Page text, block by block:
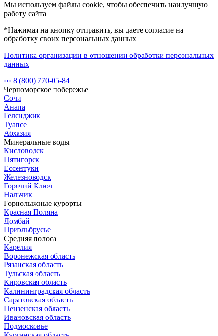
Мы используем файлы cookie, чтобы обеспечить наилучшую
работу сайта
*Нажимая на кнопку отправить, вы даете согласие на
обработку своих персональных данных
Политика организации в отношении обработки персональных
данных
‹‹‹ 8 (800) 770-05-84
Черноморское побережье
Сочи
Анапа
Геленджик
Туапсе
Абхазия
Минеральные воды
Кисловодск
Пятигорск
Ессентуки
Железноводск
Горячий Ключ
Нальчик
Горнолыжные курорты
Красная Поляна
Домбай
Приэльбрусье
Средняя полоса
Карелия
Воронежская область
Рязанская область
Тульская область
Кировская область
Калининградская область
Саратовская область
Пензенская область
Ивановская область
Подмосковье